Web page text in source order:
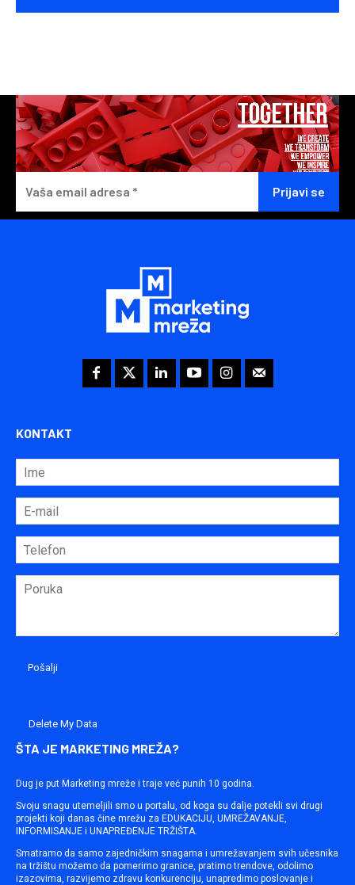
KONTAKT
Delete My Data
ŠTA JE MARKETING MREŽA?
Dug je put Marketing mreže i traje već punih 10 godina.
Svoju snagu utemeljili smo u portalu, od koga su dalje potekli svi drugi
projekti koji danas čine mrežu za EDUKACIJU, UMREŽAVANJE,
INFORMISANJE i UNAPREĐENJE TRŽIŠTA.
Smatramo da samo zajedničkim snagama i umrežavanjem svih učesnika
na tržištu možemo da pomerimo granice, pratimo trendove, odolimo
izazovima, razvijemo zdravu konkurenciju, unapredimo poslovanje i